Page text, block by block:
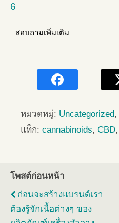
6
สอบถามเพิ่มเติม
หมวดหมู่: Uncategorized,
แท็ก: cannabinoids, CBD,
โพสต์ก่อนหน้า
ก่อนจะสร้างแบรนด์เรา
ต้องรู้จักเนื้อต่างๆ ของ